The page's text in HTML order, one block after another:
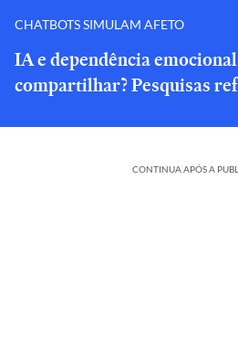
CHATBOTS SIMULAM AFETO
IA e dependência
compartilhar? Pesquisas
CONTINUA APÓS A